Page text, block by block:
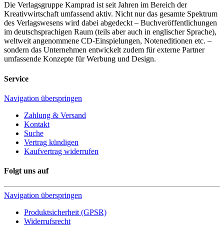
Die Verlagsgruppe Kamprad ist seit Jahren im Bereich der
Kreativwirtschaft umfassend aktiv. Nicht nur das gesamte Spektrum
des Verlagswesens wird dabei abgedeckt – Buchveröffentlichungen
im deutschsprachigen Raum (teils aber auch in englischer Sprache),
weltweit angenommene CD-Einspielungen, Noteneditionen etc. –
sondern das Unternehmen entwickelt zudem für externe Partner
umfassende Konzepte für Werbung und Design.
Service
Navigation überspringen
Zahlung & Versand
Kontakt
Suche
Vertrag kündigen
Kaufvertrag widerrufen
Folgt uns auf
Navigation überspringen
Produktsicherheit (GPSR)
Widerrufsrecht